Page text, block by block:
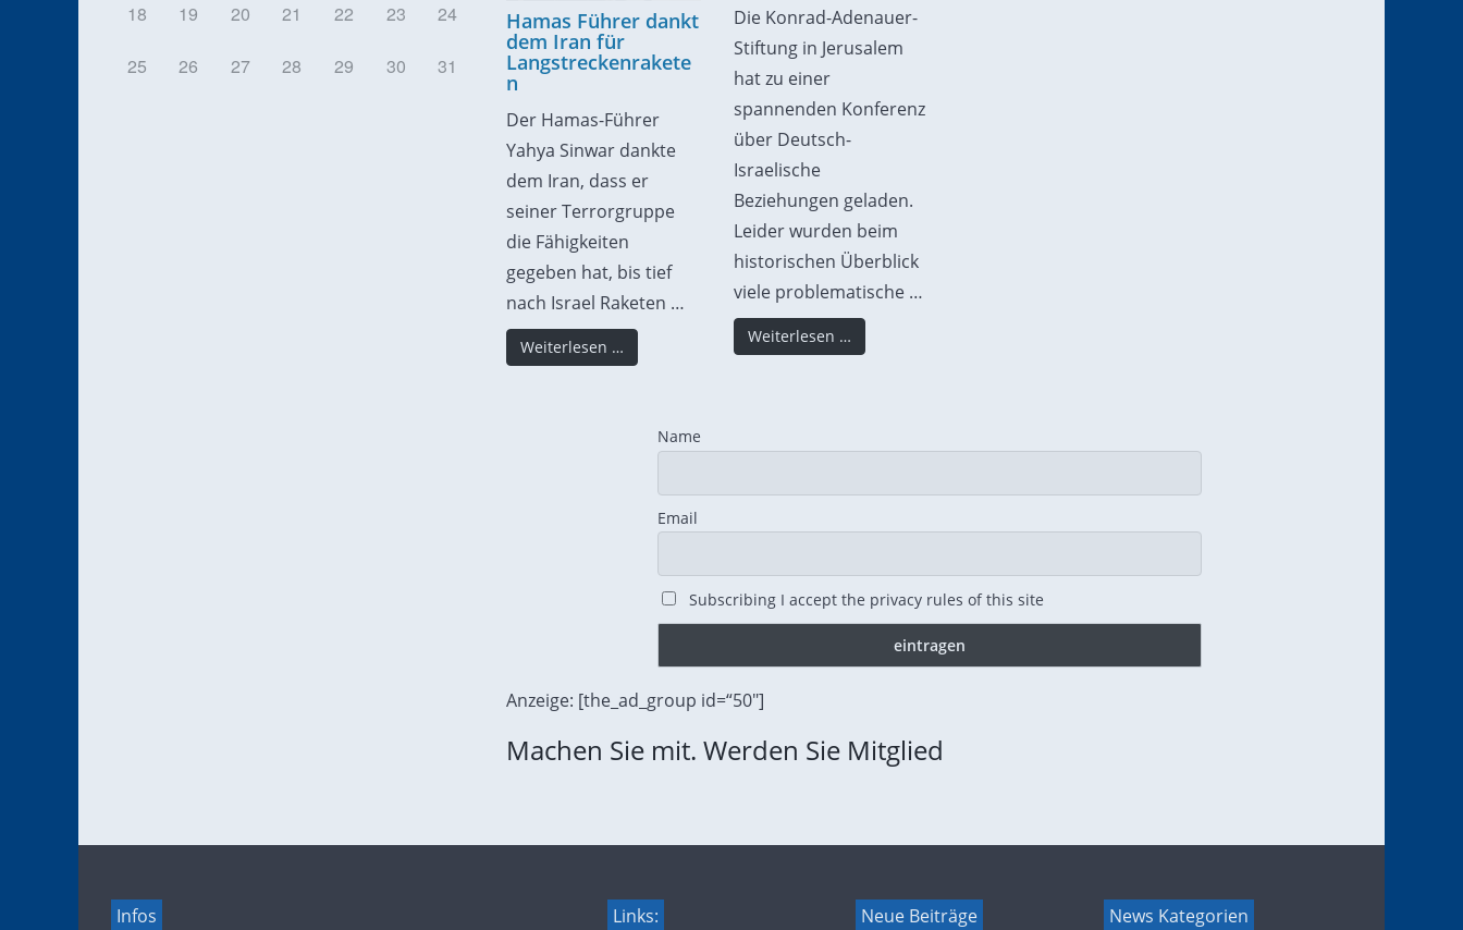
Hamas Führer dankt
dem Iran für
Langstreckenrakete
n
Der Hamas-Führer
Yahya Sinwar dankte
dem Iran, dass er
seiner Terrorgruppe
die Fähigkeiten
gegeben hat, bis tief
nach Israel Raketen …
Weiterlesen …
Die Konrad-Adenauer-
Stiftung in Jerusalem
hat zu einer
spannenden Konferenz
über Deutsch-
Israelische
Beziehungen geladen.
Leider wurden beim
historischen Überblick
viele problematische …
Weiterlesen …
Name
Email
Subscribing I accept the privacy rules of this site
Anzeige: [the_ad_group id=“50″]
Machen Sie mit. Werden Sie Mitglied
18 19 20 21 22 23 24
25 26 27 28 29 30 31
Infos Links: Neue Beiträge News Kategorien